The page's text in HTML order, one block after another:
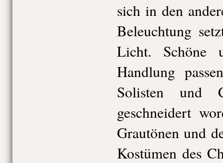
sich in den
Beleuchtung
Licht.
Handlung
Solisten und
geschneidert
Grautönen und
Kostümen des